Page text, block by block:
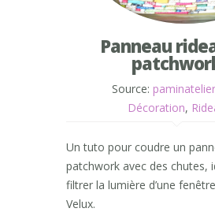
Panneau
Source:
Décoration,
Un tuto pour coudre un
patchwork avec des chutes,
filtrer la lumière d’une
Velux.